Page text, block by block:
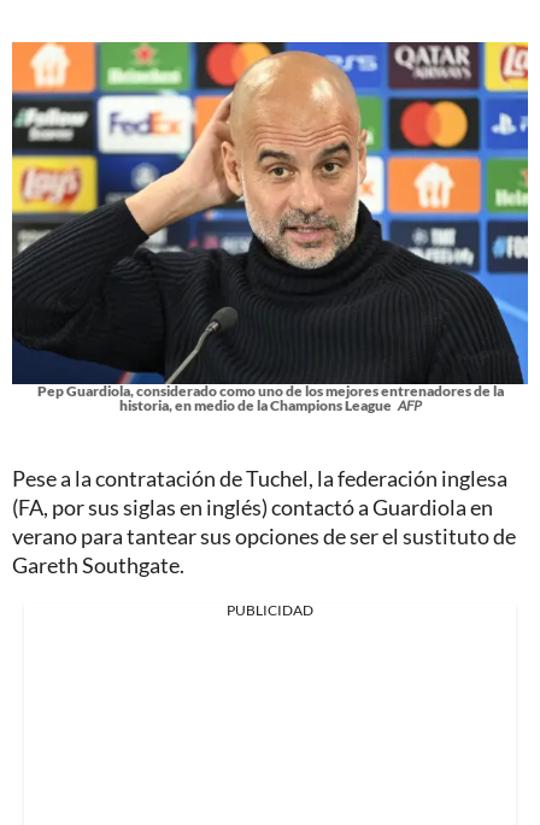
Pep Guardiola, considerado como uno de los mejores entrenadores de la
historia, en medio de la Champions League AFP
Pese a la contratación de Tuchel, la federación inglesa
(FA, por sus siglas en inglés) contactó a Guardiola en
verano para tantear sus opciones de ser el sustituto de
Gareth Southgate.
PUBLICIDAD